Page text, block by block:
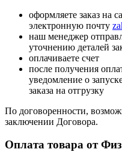
оформляете заказ на
электронную почту
наш менеджер
уточнению деталей
оплачиваете счет
после получения
уведомление о
заказа на отгрузку
По договоренности,
заключении Договора.
Оплата товара от